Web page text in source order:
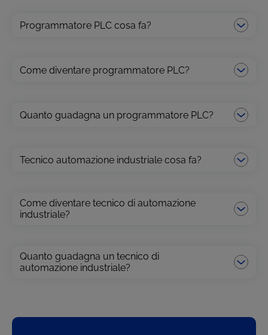
Programmatore PLC cosa fa?
Come diventare programmatore PLC?
Quanto guadagna un programmatore PLC?
Tecnico automazione industriale cosa fa?
Come diventare tecnico di automazione
industriale?
Quanto guadagna un tecnico di
automazione industriale?